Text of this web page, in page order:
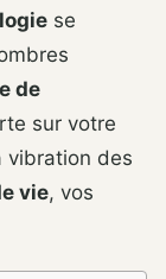
se
de
sur votre
vibration des
vie, vos